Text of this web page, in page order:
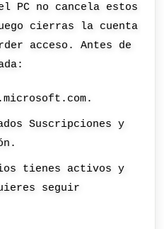
PC no cancela estos
cierras la cuenta
acceso. Antes de
Suscripciones y
tienes activos y
seguir